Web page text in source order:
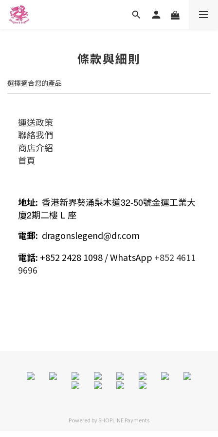
條款與細則
選擇適合您的產品
運送政策
聯絡我們
商店介紹
首頁
地址: 香港新界葵涌梨木道32-50號金運工業大
廈2期二樓 L 座
電郵: dragonslegend@dr.com
電話: +852 2428 1098 / WhatsApp +852 4611
9696
Powered bySHOPLINE Payments